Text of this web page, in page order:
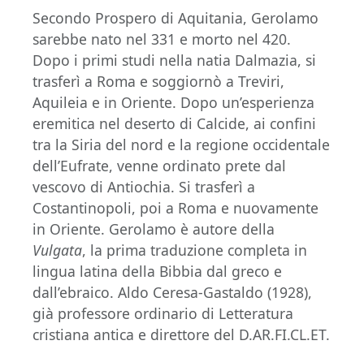
Secondo Prospero di Aquitania, Gerolamo
sarebbe nato nel 331 e morto nel 420.
Dopo i primi studi nella natia Dalmazia, si
trasferì a Roma e soggiornò a Treviri,
Aquileia e in Oriente. Dopo un’esperienza
eremitica nel deserto di Calcide, ai confini
tra la Siria del nord e la regione occidentale
dell’Eufrate, venne ordinato prete dal
vescovo di Antiochia. Si trasferì a
Costantinopoli, poi a Roma e nuovamente
in Oriente. Gerolamo è autore della
Vulgata, la prima traduzione completa in
lingua latina della Bibbia dal greco e
dall’ebraico. Aldo Ceresa-Gastaldo (1928),
già professore ordinario di Letteratura
cristiana antica e direttore del D.AR.FI.CL.ET.